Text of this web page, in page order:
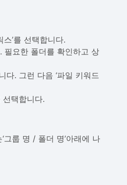
’를 선택합니다.
필요한 폴더를 확인하고 상
다. 그런 다음 ‘파일 키워드
선택합니다.
그룹 명 / 폴더 명’아래에 나